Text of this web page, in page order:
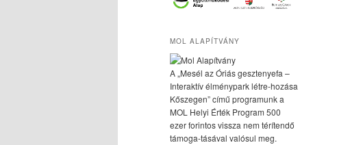
MOL ALAPÍTVÁNY
A „Mesél az Óriás gesztenyefa –
Interaktív élménypark létre-hozása
Kőszegen” című programunk a
MOL Helyi Érték Program 500
ezer forintos vissza nem térítendő
támoga-tásával valósul meg.